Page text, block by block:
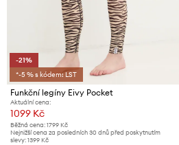
-21%
*-5 % s kódem: LST
Funkční legíny Eivy Pocket
Aktuální cena:
1099 Kč
Běžná cena: 1799 Kč
Nejnižší cena za posledních 30 dnů před poskytnutím
slevy: 1399 Kč